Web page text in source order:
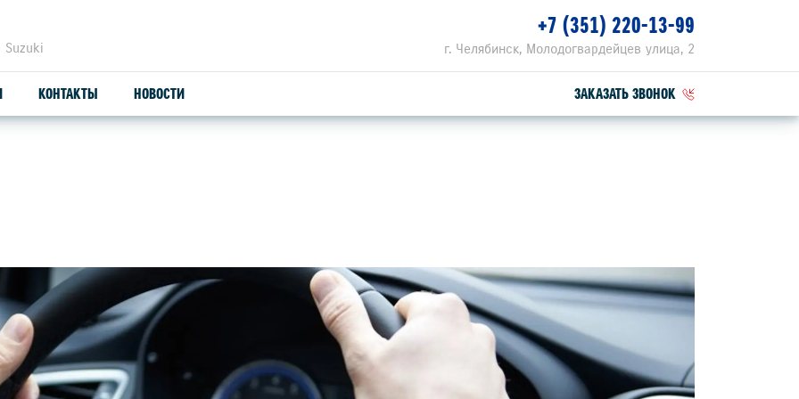
г. Челябинск, Молодогвардейцев улица, 2
+7 (351) 220-13-99
ПРОДУКЦИЯ SUZUTEC
КУЗОВНЫЕ ЗАПЧАСТИ И РЕМОНТ
УЗНАТЬ СТОИМОСТЬ ДЕТАЛИ
СПЕЦПРЕДЛОЖЕНИЕ НА ТО
SUZUKI ПРИВИЛЕГИЯ 3+
КОНТАКТЫ НОВОСТИ ЗАКАЗАТЬ ЗВОНОК